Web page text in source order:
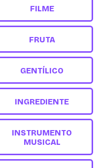
FILME
FRUTA
GENTÍLICO
INGREDIENTE
INSTRUMENTO
MUSICAL